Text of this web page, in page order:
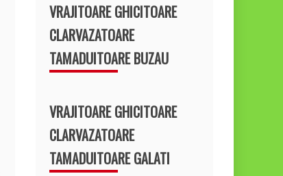
VRAJITOARE GHICITOARE
CLARVAZATOARE
TAMADUITOARE BUZAU
VRAJITOARE GHICITOARE
CLARVAZATOARE
TAMADUITOARE GALATI